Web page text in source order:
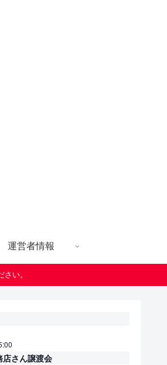
運営者情報
い。
店さん譲渡会